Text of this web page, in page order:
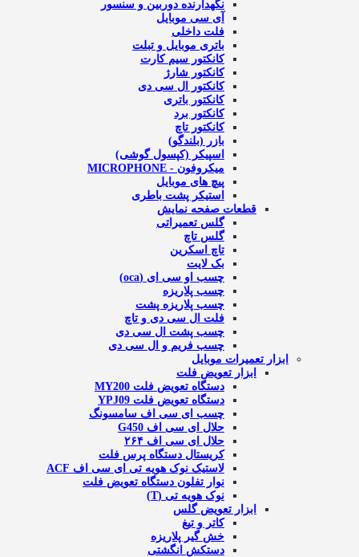
نگهدارنده دوربین و سنسور
آی سی موبایل
فلت داخلی
باتری موبایل و تبلت
کانکتور سیم کارت
کانکتور شارژ
کانکتور ال سی دی
کانکتور باتری
کانکتور برد
کانکتور تاچ
بازر (بلندگو)
اسپیکر (کپسول گوشی)
میکروفون - MICROPHONE
پیچ های موبایل
استیکر پشت باطری
قطعات صفحه نمایش
گلس تعمیراتی
گلس تاچ
تاچ اسکرین
بک لایت
چسب او سی ای (oca)
چسب پلاریزه
چسب پلاریزه پشت
فلت ال سی دی و تاچ
چسب پشت ال سی دی
چسب فریم و ال سی دی
ابزار تعمیرات موبایل
ابزار تعویض فلت
دستگاه تعویض فلت MY200
دستگاه تعویض فلت YPJ09
چسب ای سی اف سامسونگ
حلال ای سی اف G450
حلال ای سی اف ۲۶۴
کریستال دستگاه پرس فلت
لاستیک نوک هویه تی ای سی اف ACF
نوار تفلون دستگاه تعویض فلت
نوک هویه تی (T)
ابزار تعویض گلس
کاتر و تیغ
خش گیر پلاریزه
دستکش انگشتی